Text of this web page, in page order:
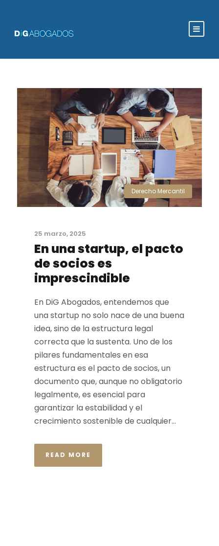
Derecho Mercantil
25 marzo, 2025
En una startup, el pacto
de socios es
imprescindible
En DiG Abogados, entendemos que
una startup no solo nace de una buena
idea, sino de la estructura legal
correcta que la sustenta. Uno de los
pilares fundamentales en esa
estructura es el pacto de socios, un
documento que, aunque no obligatorio
legalmente, es esencial para
garantizar la estabilidad y el
crecimiento sostenible de cualquier...
READ MORE